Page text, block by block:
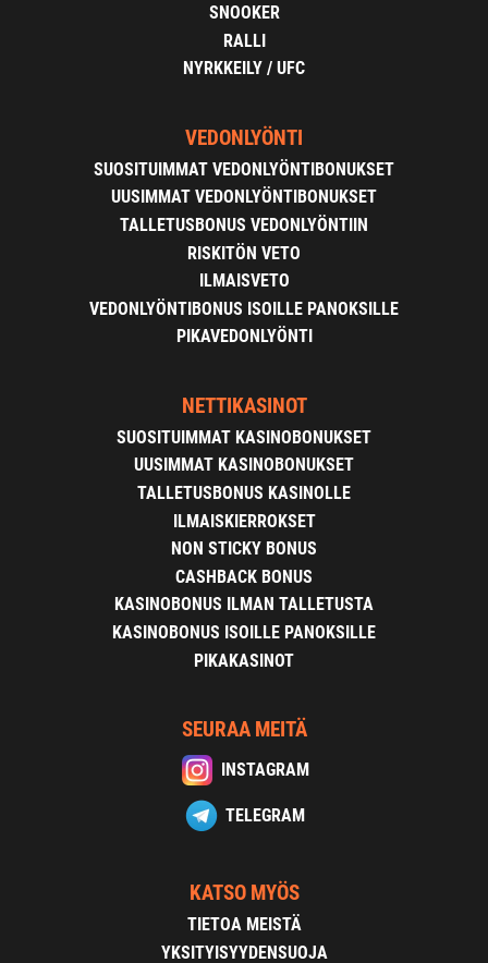
SNOOKER
RALLI
NYRKKEILY / UFC
VEDONLYÖNTI
SUOSITUIMMAT VEDONLYÖNTIBONUKSET
UUSIMMAT VEDONLYÖNTIBONUKSET
TALLETUSBONUS VEDONLYÖNTIIN
RISKITÖN VETO
ILMAISVETO
VEDONLYÖNTIBONUS ISOILLE PANOKSILLE
PIKAVEDONLYÖNTI
NETTIKASINOT
SUOSITUIMMAT KASINOBONUKSET
UUSIMMAT KASINOBONUKSET
TALLETUSBONUS KASINOLLE
ILMAISKIERROKSET
NON STICKY BONUS
CASHBACK BONUS
KASINOBONUS ILMAN TALLETUSTA
KASINOBONUS ISOILLE PANOKSILLE
PIKAKASINOT
SEURAA MEITÄ
INSTAGRAM
TELEGRAM
KATSO MYÖS
TIETOA MEISTÄ
YKSITYISYYDENSUOJA